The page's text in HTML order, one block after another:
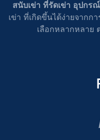
สนับเข่า ที่รัดเข่า อุปกรณ์
เข่า ที่เกิดขึ้นได้ง่ายจาก
เลือกหลากหลาย